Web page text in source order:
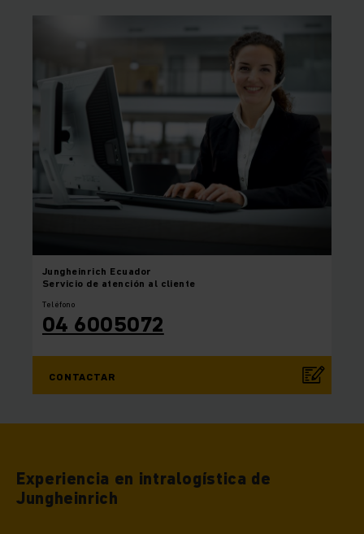
Jungheinrich Ecuador
Servicio de atención al cliente
Teléfono
04 6005072
CONTACTAR
Experiencia en intralogística de
Jungheinrich